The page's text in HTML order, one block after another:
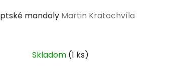
mandaly Martin Kratochvíla
Skladom (1 ks)